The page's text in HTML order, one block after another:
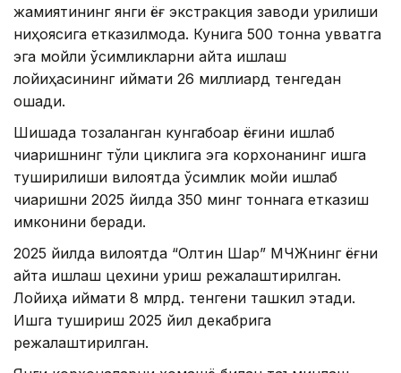
жамиятининг янги ёғ экстракция заводи қурилиши
ниҳоясига етказилмоқда. Кунига 500 тонна қувватга
эга мойли ўсимликларни қайта ишлаш
лойиҳасининг қиймати 26 миллиард тенгедан
ошади.
Шишада тозаланган кунгабоқар ёғини ишлаб
чиқаришнинг тўлиқ циклига эга корхонанинг ишга
туширилиши вилоятда ўсимлик мойи ишлаб
чиқаришни 2025 йилда 350 минг тоннага етказиш
имконини беради.
2025 йилда вилоятда “Олтин Шарқ” МЧЖнинг ёғни
қайта ишлаш цехини қуриш режалаштирилган.
Лойиҳа қиймати 8 млрд. тенгени ташкил этади.
Ишга тушириш 2025 йил декабрига
режалаштирилган.